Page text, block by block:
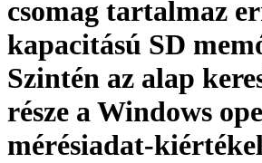
csomag tartalmaz
kapacitású SD
Szintén az alap
része a Windows
mérésiadat-